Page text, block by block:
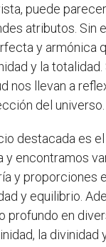
puede
atributos. Sin
y armónica
y la totalidad.
nos llevan a
del universo.
destacada es
y encontramos
y proporciones
y equilibrio.
profundo en
la divinidad